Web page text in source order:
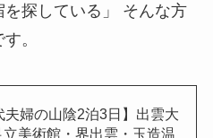
探している」 そんな方
。
夫婦の山陰2泊3日】出雲大
立美術館・界出雲・玉造温